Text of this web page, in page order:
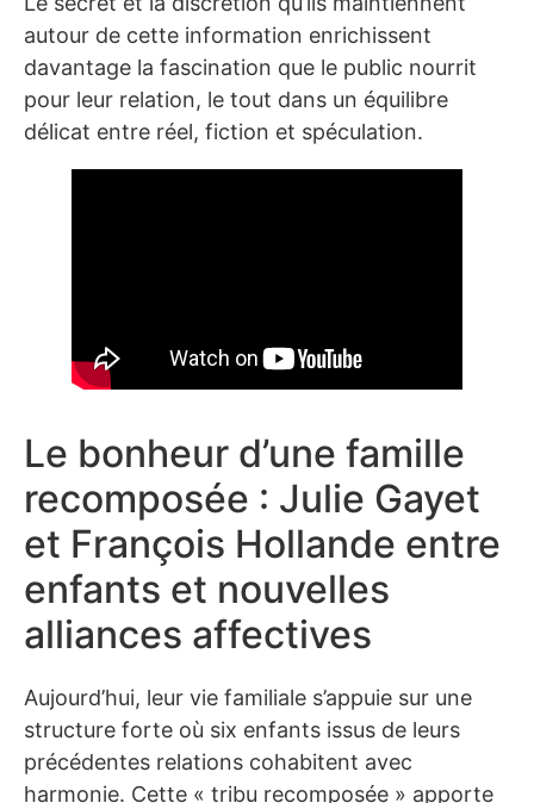
autour de cette information enrichissent
davantage la fascination que le public nourrit
pour leur relation, le tout dans un équilibre
délicat entre réel, fiction et spéculation.
Le bonheur d’une famille
recomposée : Julie Gayet
et François Hollande entre
enfants et nouvelles
alliances affectives
Aujourd’hui, leur vie familiale s’appuie sur une
structure forte où six enfants issus de leurs
précédentes relations cohabitent avec
harmonie. Cette « tribu recomposée » apporte